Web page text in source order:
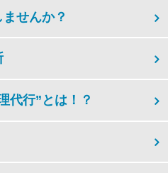
ませんか？
代行”とは！？